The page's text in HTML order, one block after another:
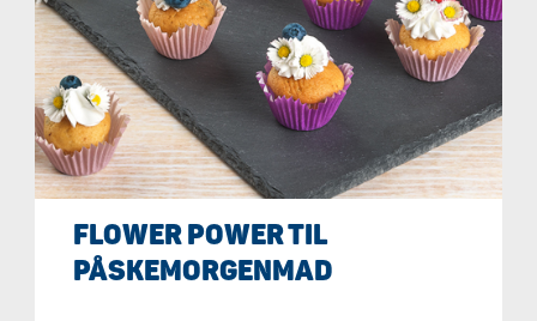
FLOWER POWER TIL
PÅSKEMORGENMAD